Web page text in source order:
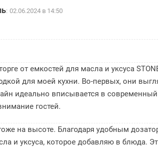
: 02.06.2024 в 14:50
от емкостей для масла и уксуса
для моей кухни. Во-первых, они
идеально вписывается в
гостей.
на высоте. Благодаря удобным
и уксуса, которое добавляю в блюда.